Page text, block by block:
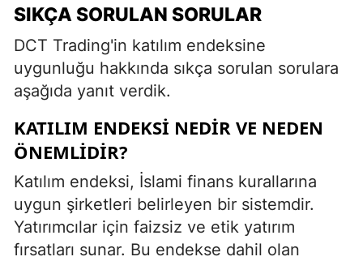
SIKÇA SORULAN SORULAR
DCT Trading'in katılım endeksine
uygunluğu hakkında sıkça sorulan sorulara
aşağıda yanıt verdik.
KATILIM ENDEKSI NEDIR VE NEDEN
ÖNEMLIDIR?
Katılım endeksi, İslami finans kurallarına
uygun şirketleri belirleyen bir sistemdir.
Yatırımcılar için faizsiz ve etik yatırım
fırsatları sunar. Bu endekse dahil olan